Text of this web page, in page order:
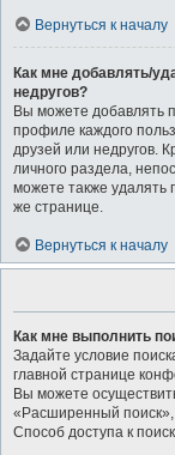
Вернуться к началу
Как мне добавлять/
недругов?
Вы можете добавлять
профиле каждого
друзей или недругов.
личного раздела,
можете также удалять
же странице.
Вернуться к началу
Как мне выполнить
Задайте условие
главной странице
Вы можете
«Расширенный поиск»,
Способ доступа к